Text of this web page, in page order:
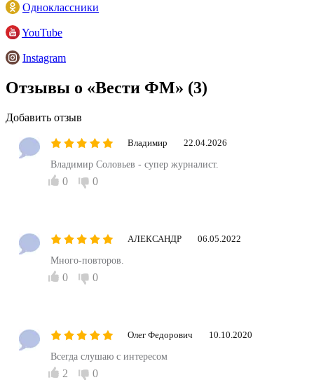
Одноклассники
YouTube
Instagram
Отзывы о «Вести ФМ» (3)
Добавить отзыв
Владимир 22.04.2026
Владимир Соловьев - супер журналист.
0 0
АЛЕКСАНДР 06.05.2022
Много-повторов.
0 0
Олег Федорович 10.10.2020
Всегда слушаю с интересом
2 0